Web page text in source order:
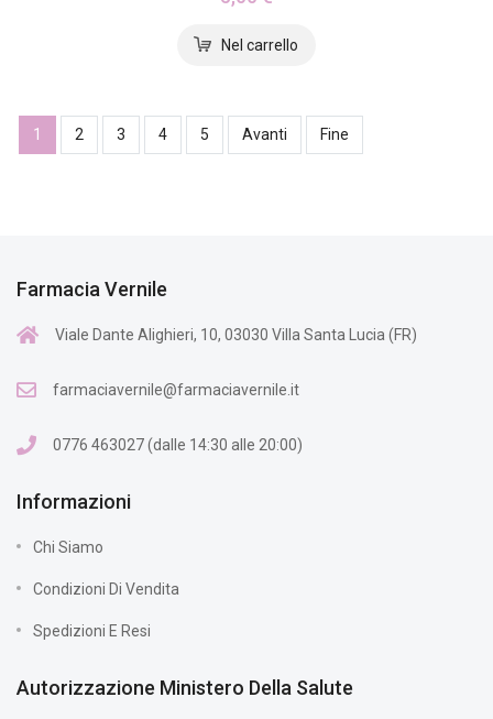
1 2 3 4 5 Avanti Fine
Farmacia Vernile
Viale Dante Alighieri, 10, 03030 Villa Santa Lucia (FR)
farmaciavernile@farmaciavernile.it
0776 463027 (dalle 14:30 alle 20:00)
Informazioni
Chi Siamo
Condizioni Di Vendita
Spedizioni E Resi
Autorizzazione Ministero Della Salute